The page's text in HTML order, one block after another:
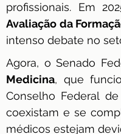
profissionais. Em
Avaliação da
intenso debate no
Agora, o Senado
Medicina, que
Conselho Federal
coexistam e se
médicos estejam